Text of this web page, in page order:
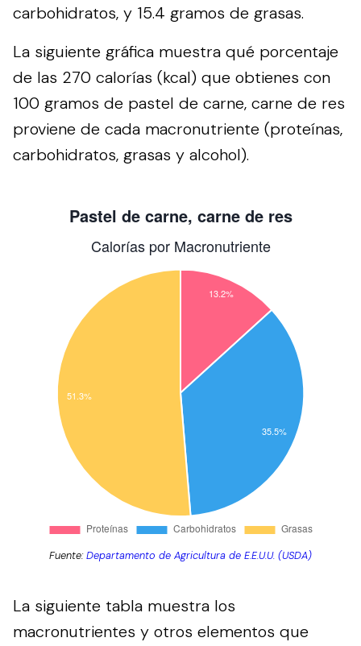
carbohidratos, y 15.4 gramos de grasas.
La siguiente gráfica muestra qué porcentaje
de las 270 calorías (kcal) que obtienes con
100 gramos de pastel de carne, carne de res
proviene de cada macronutriente (proteínas,
carbohidratos, grasas y alcohol).
Fuente:Departamento de Agricultura de E.E.U.U. (USDA)
La siguiente tabla muestra los
macronutrientes y otros elementos que